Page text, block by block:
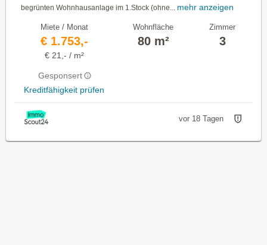
begrünten Wohnhausanlage im 1.Stock (ohne... mehr anzeigen
Miete / Monat
€ 1.753,-
€ 21,- / m²
Gesponsert
Kreditfähigkeit prüfen
Wohnfläche
80 m²
Zimmer
3
vor 18 Tagen